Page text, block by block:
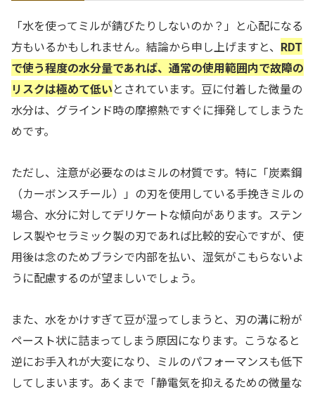
「水を使ってミルが錆びたりしないのか？」と心配になる
方もいるかもしれません。結論から申し上げますと、 RDT
で使う程度の水分量であれば、通常の使用範囲内で故障の
リスクは極めて低いとされています。豆に付着した微量の
水分は、グラインド時の摩擦熱ですぐに揮発してしまうた
めです。
ただし、注意が必要なのはミルの材質です。特に「炭素鋼
（カーボンスチール）」の刃を使用している手挽きミルの
場合、水分に対してデリケートな傾向があります。ステン
レス製やセラミック製の刃であれば比較的安心ですが、使
用後は念のためブラシで内部を払い、湿気がこもらないよ
うに配慮するのが望ましいでしょう。
また、水をかけすぎて豆が湿ってしまうと、刃の溝に粉が
ペースト状に詰まってしまう原因になります。こうなると
逆にお手入れが大変になり、ミルのパフォーマンスも低下
してしまいます。あくまで「静電気を抑えるための微量な